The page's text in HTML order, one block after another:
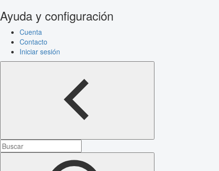
Ayuda y configuración
Cuenta
Contacto
Iniciar sesión